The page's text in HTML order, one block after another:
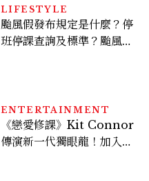
看點懶人包
LIFESTYLE
颱風假發布規定是什麼？停
班停課查詢及標準？颱風假
ENTERTAINMENT
《戀愛修課》Kit Connor
傳演新一代獨眼龍！加入新